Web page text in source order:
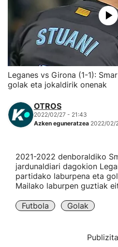
Herri-kirolak
Eskubaloia
Kirolak 360
Mendi-lasterketak
"Helmuga"
Leganes vs Girona (1-1):
golak eta jokaldirik onenak
OTROS
2022/02/27 - 21:43
Azken eguneratzea 2022/02/
2021-2022 denboraldiko
jardunaldiari dagokion
partidako laburpena eta
Mailako laburpen guztiak
Futbola Golak